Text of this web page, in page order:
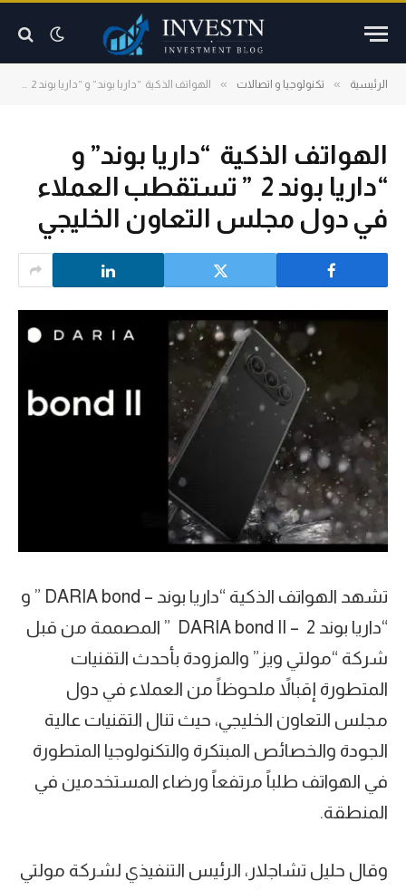
الرئيسية » تكنولوجيا و اتصالات » الهواتف الذكية “داريا بوند” و “داريا بوند 2 ” تستقطب العملاء في دول مجلس التعاون الخليجي
الهواتف الذكية “داريا بوند” و
“داريا بوند 2 ” تستقطب العملاء
في دول مجلس التعاون الخليجي
تشهد الهواتف الذكية “داريا بوند – DARIA bond ” و
“داريا بوند 2 – DARIA bond II ” المصممة من قبل
شركة “مولتي ويز” والمزودة بأحدث التقنيات
المتطورة إقبالاً ملحوظاً من العملاء في دول
مجلس التعاون الخليجي، حيث تنال التقنيات عالية
الجودة والخصائص المبتكرة والتكنولوجيا المتطورة
في الهواتف طلباً مرتفعاً ورضاء المستخدمين في
المنطقة.
وقال حليل تشاجلار، الرئيس التنفيذي لشركة مولتي